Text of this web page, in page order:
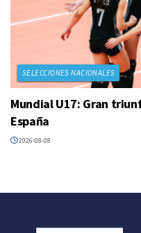
SELECCIONES NACIONALES
Mundial U17: Gran
España
2026-08-08